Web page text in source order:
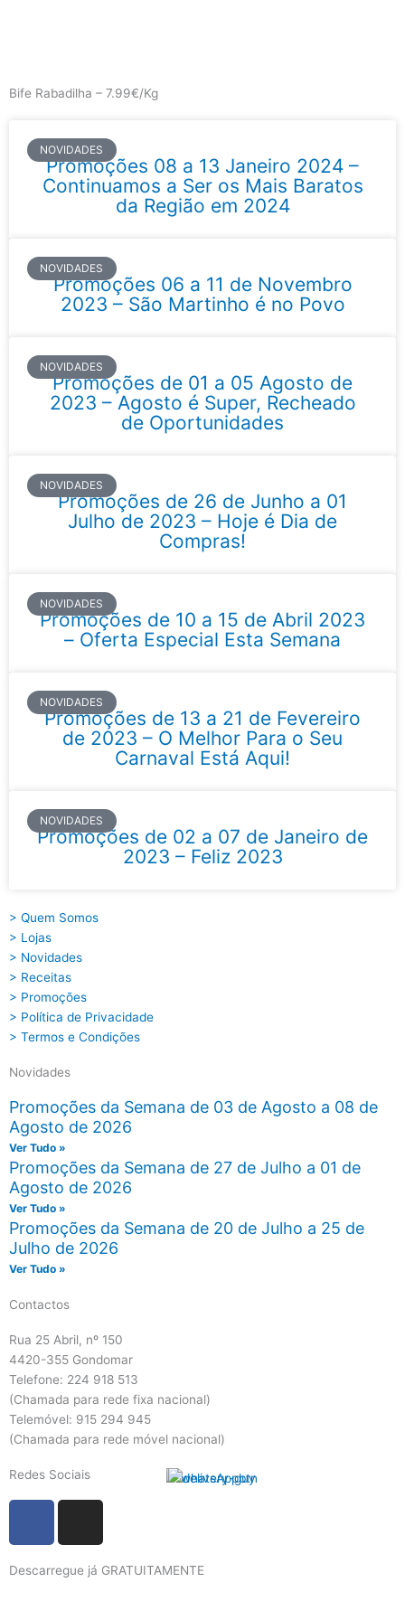
Bife Rabadilha – 7.99€/Kg
NOVIDADES
Promoções 08 a 13 Janeiro 2024 –
Continuamos a Ser os Mais Baratos
da Região em 2024
NOVIDADES
Promoções 06 a 11 de Novembro
2023 – São Martinho é no Povo
NOVIDADES
Promoções de 01 a 05 Agosto de
2023 – Agosto é Super, Recheado
de Oportunidades
NOVIDADES
Promoções de 26 de Junho a 01
Julho de 2023 – Hoje é Dia de
Compras!
NOVIDADES
Promoções de 10 a 15 de Abril 2023
– Oferta Especial Esta Semana
NOVIDADES
Promoções de 13 a 21 de Fevereiro
de 2023 – O Melhor Para o Seu
Carnaval Está Aqui!
NOVIDADES
Promoções de 02 a 07 de Janeiro de
2023 – Feliz 2023
> Quem Somos
> Lojas
> Novidades
> Receitas
> Promoções
> Política de Privacidade
> Termos e Condições
Novidades
Promoções da Semana de 03 de Agosto a 08 de
Agosto de 2026
Ver Tudo »
Promoções da Semana de 27 de Julho a 01 de
Agosto de 2026
Ver Tudo »
Promoções da Semana de 20 de Julho a 25 de
Julho de 2026
Ver Tudo »
Contactos
Rua 25 Abril, nº 150
4420-355 Gondomar
Telefone: 224 918 513
(Chamada para rede fixa nacional)
Telemóvel: 915 294 945
(Chamada para rede móvel nacional)
Redes Sociais
e
t
Descarregue já GRATUITAMENTE